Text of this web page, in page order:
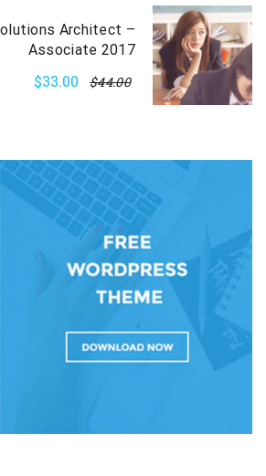
Architect –
Associate 2017
$44.00
$33.00